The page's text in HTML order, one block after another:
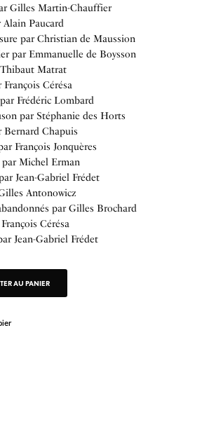
Gilles Martin-Chauffier
Alain Paucard
par Christian de Maussion
par Emmanuelle de Boysson
Matrat
Cérésa
Frédéric Lombard
par Stéphanie des Horts
Chapuis
François Jonquères
Michel Erman
Jean-Gabriel Frédet
Antonowicz
par Gilles Brochard
Cérésa
Jean-Gabriel Frédet
AU PANIER